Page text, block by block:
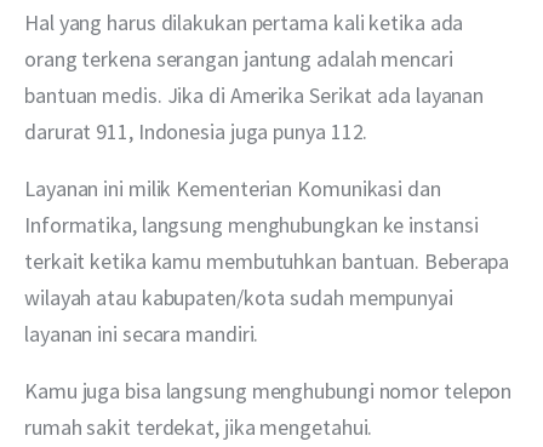
Hal yang harus dilakukan pertama kali ketika ada
orang terkena serangan jantung adalah mencari
bantuan medis. Jika di Amerika Serikat ada layanan
darurat 911, Indonesia juga punya 112.
Layanan ini milik Kementerian Komunikasi dan
Informatika, langsung menghubungkan ke instansi
terkait ketika kamu membutuhkan bantuan. Beberapa
wilayah atau kabupaten/kota sudah mempunyai
layanan ini secara mandiri.
Kamu juga bisa langsung menghubungi nomor telepon
rumah sakit terdekat, jika mengetahui.